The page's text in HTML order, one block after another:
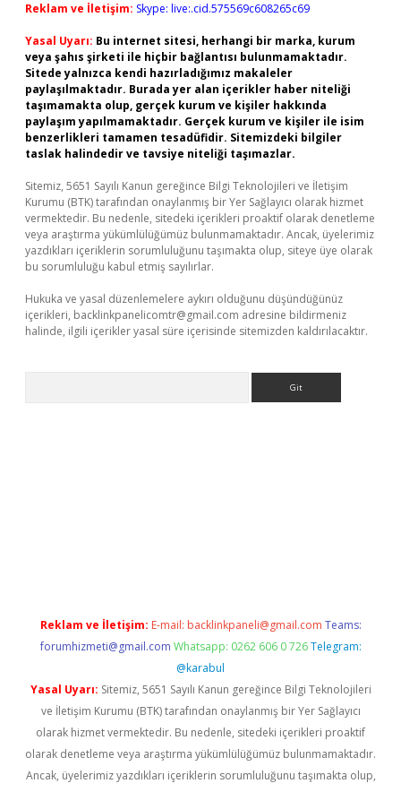
Reklam ve İletişim: Skype: live:.cid.575569c608265c69
Yasal Uyarı: Bu internet sitesi, herhangi bir marka, kurum
veya şahıs şirketi ile hiçbir bağlantısı bulunmamaktadır.
Sitede yalnızca kendi hazırladığımız makaleler
paylaşılmaktadır. Burada yer alan içerikler haber niteliği
taşımamakta olup, gerçek kurum ve kişiler hakkında
paylaşım yapılmamaktadır. Gerçek kurum ve kişiler ile isim
benzerlikleri tamamen tesadüfidir. Sitemizdeki bilgiler
taslak halindedir ve tavsiye niteliği taşımazlar.
Sitemiz, 5651 Sayılı Kanun gereğince Bilgi Teknolojileri ve İletişim
Kurumu (BTK) tarafından onaylanmış bir Yer Sağlayıcı olarak hizmet
vermektedir. Bu nedenle, sitedeki içerikleri proaktif olarak denetleme
veya araştırma yükümlülüğümüz bulunmamaktadır. Ancak, üyelerimiz
yazdıkları içeriklerin sorumluluğunu taşımakta olup, siteye üye olarak
bu sorumluluğu kabul etmiş sayılırlar.
Hukuka ve yasal düzenlemelere aykırı olduğunu düşündüğünüz
içerikleri, backlinkpanelicomtr@gmail.com adresine bildirmeniz
halinde, ilgili içerikler yasal süre içerisinde sitemizden kaldırılacaktır.
Reklam ve İletişim: E-mail: backlinkpaneli@gmail.com Teams:
forumhizmeti@gmail.com Whatsapp: 0262 606 0 726 Telegram:
@karabul
Yasal Uyarı: Sitemiz, 5651 Sayılı Kanun gereğince Bilgi Teknolojileri
ve İletişim Kurumu (BTK) tarafından onaylanmış bir Yer Sağlayıcı
olarak hizmet vermektedir. Bu nedenle, sitedeki içerikleri proaktif
olarak denetleme veya araştırma yükümlülüğümüz bulunmamaktadır.
Ancak, üyelerimiz yazdıkları içeriklerin sorumluluğunu taşımakta olup,